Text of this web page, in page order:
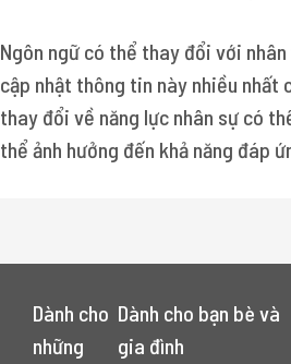
Ngôn ngữ có thể thay đổi với
cập nhật thông tin này nhiều nhất
thay đổi về năng lực nhân sự có
thể ảnh hưởng đến khả năng đáp
Dành cho
những
Dành cho bạn bè và
gia đình